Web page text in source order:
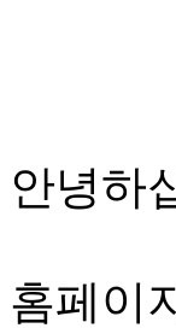
안녕하
홈페이